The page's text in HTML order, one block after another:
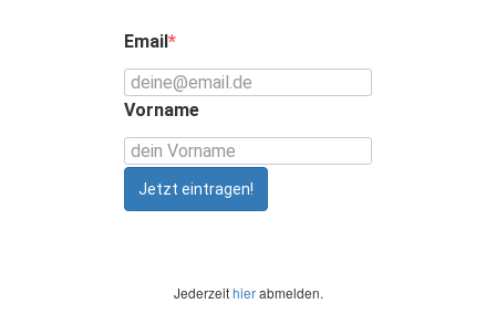
Email
Vorname
Jetzt eintragen!
Jederzeithierabmelden.